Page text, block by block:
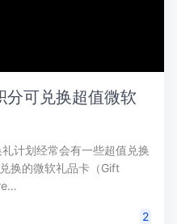
可兑换超值微软
计划经常会有一些超值兑换
换的微软礼品卡（Gift
2